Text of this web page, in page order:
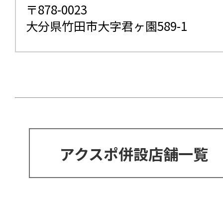
〒878-0023
大分県竹田市大字君ヶ園589-1
アクスポ併設店舗一覧